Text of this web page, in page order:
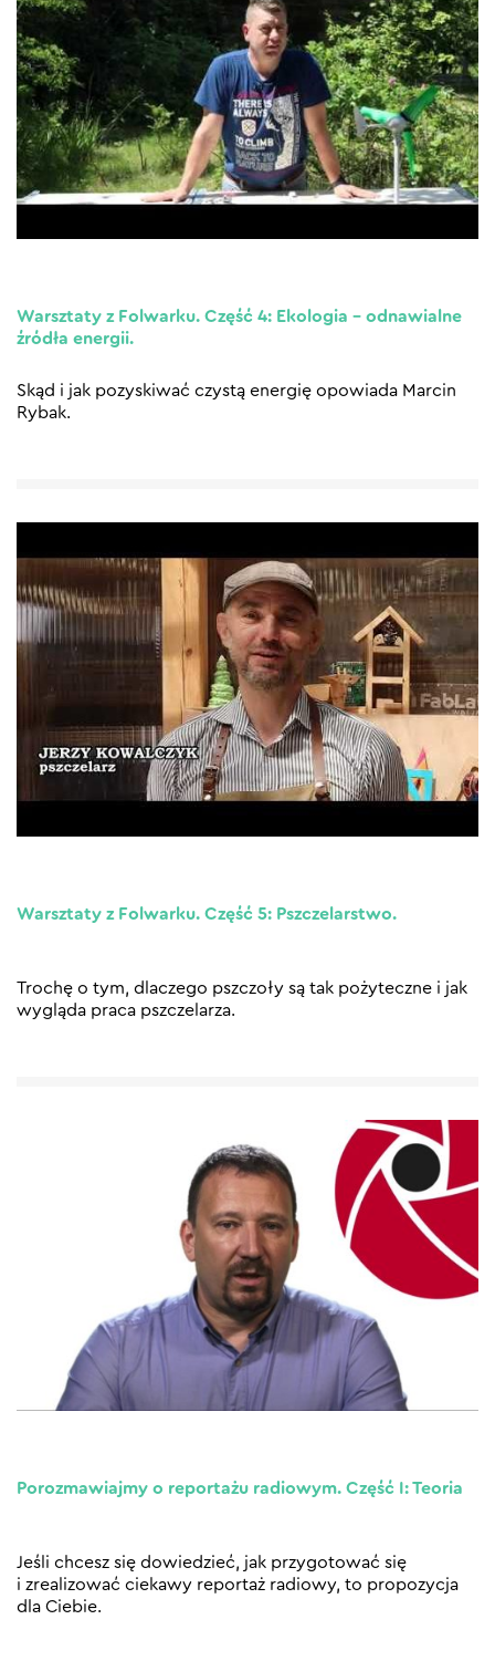
Warsztaty z Folwarku. Część 4: Ekologia – odnawialne
źródła energii.
Skąd i jak pozyskiwać czystą energię opowiada Marcin
Rybak.
Warsztaty z Folwarku. Część 5: Pszczelarstwo.
Trochę o tym, dlaczego pszczoły są tak pożyteczne i jak
wygląda praca pszczelarza.
Porozmawiajmy o reportażu radiowym. Część I: Teoria
Jeśli chcesz się dowiedzieć, jak przygotować się
i zrealizować ciekawy reportaż radiowy, to propozycja
dla Ciebie.